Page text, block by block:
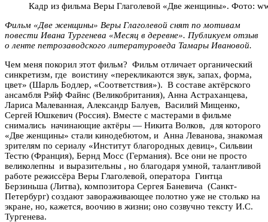
Кадр из фильма Веры Глаголевой «Две женщины». Фото:
Фильм «Две женщины» Веры Глаголевой снят по мотивам
повести Ивана Тургенева «Месяц в деревне». Публикуем отзыв
о ленте петрозаводского литературоведа Тамары Ивановой.
Чем меня покорил этот фильм? Фильм отличает органический
синкретизм, где воистину «перекликаются звук, запах, форма,
цвет» (Шарль Бодлер, «Соответствия»). В составе актёрского
ансамбля Рэйф Файнс (Великобритания), Анна Астраханцева,
Лариса Малеванная, Александр Балуев, Василий Мищенко,
Сергей Юшкевич (Россия). Вместе с мастерами в фильме
снимались начинающие актёры — Никита Волков, для которого
«Две женщины» стали кинодебютом, и Анна Леванова, знакомая
зрителям по сериалу «Институт благородных девиц», Сильвии
Тестю (Франция), Бернд Мосс (Германия). Все они не просто
великолепны и выразительны , но благодаря умной, талантливой
работе режиссёра Веры Глаголевой, оператора Гинтца
Берзиньша (Литва), композитора Сергея Баневича (Санкт-
Петербург) создают завораживающее полотно уже не столько на
экране, но, кажется, воочию в жизни; оно созвучно тексту И.С.
Тургенева.